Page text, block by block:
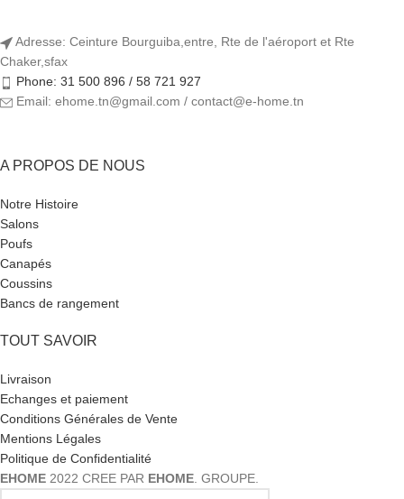
Adresse: Ceinture Bourguiba,entre, Rte de l'aéroport et Rte
Chaker,sfax
Phone: 31 500 896 / 58 721 927
Email: ehome.tn@gmail.com / contact@e-home.tn
A PROPOS DE NOUS
Notre Histoire
Salons
Poufs
Canapés
Coussins
Bancs de rangement
TOUT SAVOIR
Livraison
Echanges et paiement
Conditions Générales de Vente
Mentions Légales
Politique de Confidentialité
EHOME 2022 CREE PAR EHOME. GROUPE.